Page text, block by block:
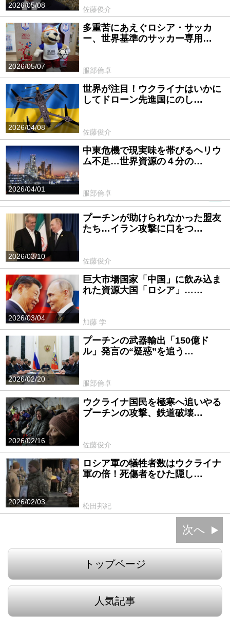
2026/05/08
佐藤俊介
2026/05/07
多重苦にあえぐロシア・サッカ
ー、世界基準のサッカー専用…
服部倫卓
2026/04/08
世界が注目！ウクライナはいかに
してドローン先進国にのし…
佐藤俊介
2026/04/01
中東危機で現実味を帯びるヘリウ
ム不足…世界資源の４分の…
服部倫卓
2026/03/10
プーチンが助けられなかった盟友
たち…イラン攻撃に口をつ…
佐藤俊介
2026/03/04
巨大市場国家「中国」に飲み込ま
れた資源大国「ロシア」……
加藤 学
2026/02/20
プーチンの武器輸出「150億ド
ル」発言の“疑惑”を追う…
服部倫卓
2026/02/16
ウクライナ国民を極寒へ追いやる
プーチンの攻撃、鉄道破壊…
佐藤俊介
2026/02/03
ロシア軍の犠牲者数はウクライナ
軍の倍！死傷者をひた隠し…
松田邦紀
次へ
トップページ
人気記事